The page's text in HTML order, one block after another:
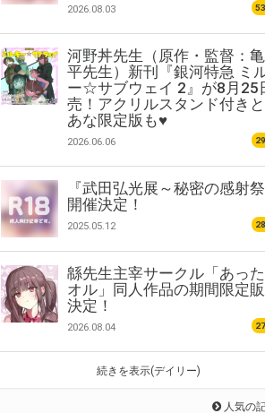
2026.08.03
河野丼先生（原作・監督：
平先生）新刊『銀河特急 ミ
ー☆サブウェイ 2』が8月25
売！アクリルスタンド付き
あな限定版も♥
2026.06.06
『武田弘光展～秘密の感射祭
開催決定！
2025.05.12
緜先生主宰サークル「あっ
オル」同人作品の期間限定
決定！
2026.08.04
続きを表示(デイリー)
人気の